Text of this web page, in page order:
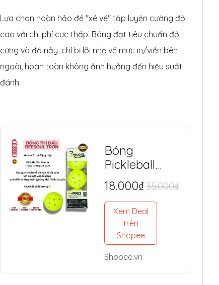
Lựa chọn hoàn hảo để "xé vé" tập luyện cường độ
cao với chi phí cực thấp. Bóng đạt tiêu chuẩn độ
cứng và độ nảy, chỉ bị lỗi nhẹ về mực in/viền bên
ngoài, hoàn toàn không ảnh hưởng đến hiệu suất
đánh.
Bóng
Pickleball
BEESOUL 40
Lỗ (Chính
Hãng) - Tiêu
Chuẩn Quốc
Tế, Chuyên
Thi Đấu &
Tập Luyện
Ngoài Trời
18.000₫35.000₫
Xem Deal
trên
Shopee
Shopee.vn